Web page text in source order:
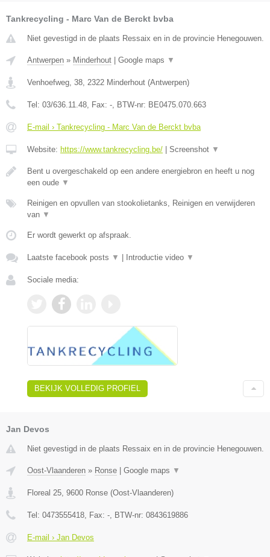
Tankrecycling - Marc Van de Berckt bvba
Niet gevestigd in de plaats Ressaix en in de provincie Henegouwen.
Antwerpen » Minderhout | Google maps ▼
Venhoefweg, 38 2322 Minderhout (Antwerpen)
Tel: 03/636.11.48 , Fax: - , BTW-nr: BE0475.070.663
E-mail › Tankrecycling - Marc Van de Berckt bvba
Website: https://www.tankrecycling.be/ | Screenshot ▼
Bent u overgeschakeld op een andere energiebron en heeft u nog
een oude ▼
Reinigen en opvullen van stookolietanks, Reinigen en verwijderen
van ▼
Er wordt gewerkt op afspraak.
Laatste facebook posts ▼ | Introductie video ▼
Sociale media:
BEKIJK VOLLEDIG PROFIEL
Jan Devos
Niet gevestigd in de plaats Ressaix en in de provincie Henegouwen.
Oost-Vlaanderen » Ronse Google maps ▼
Floreal 25 9600 Ronse (Oost-Vlaanderen)
Tel: 0473555418 , Fax: - , BTW-nr: 0843619886
E-mail › Jan Devos